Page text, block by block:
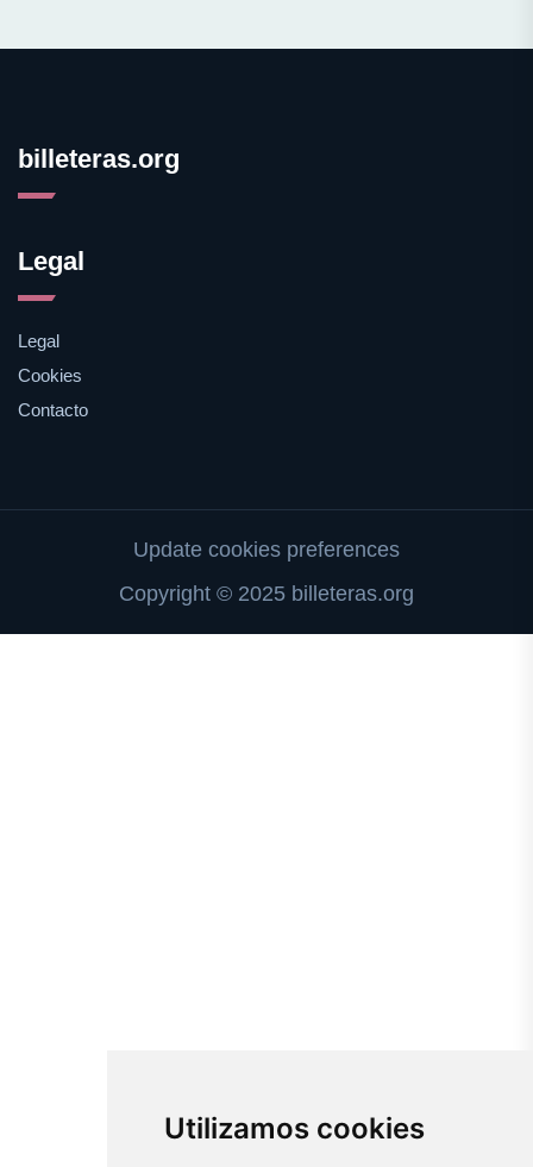
Utilizamos cookies
billeteras.org
Legal
Legal
Cookies
Contacto
Update cookies preferences
Copyright © 2025 billeteras.org